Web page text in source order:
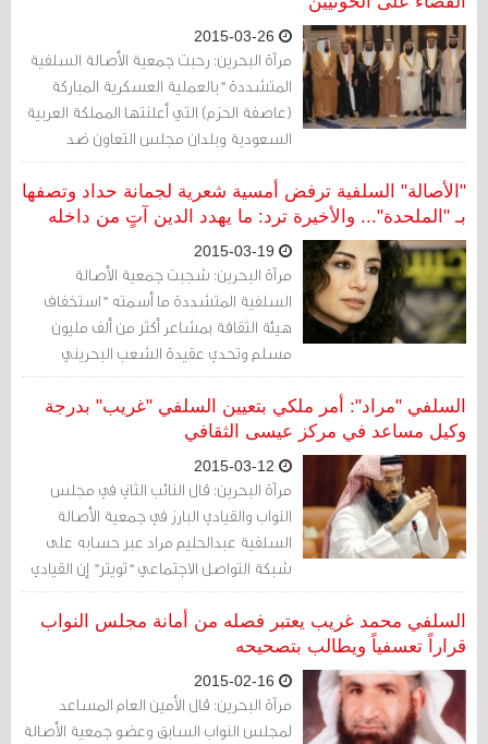
مرآة البحرين: رحبت جمعية الأصالة السلفية
المتشددة "بالعملية العسكرية المباركة
(عاصفة الحزم) التي أعلنتها المملكة العربية
السعودية وبلدان مجلس التعاون ضد
ميليشيات الحوثي استجابة لنداء الرئيس
الشرعي عبدربه منصور هادي"، مثنيةً على
"مشاركة البحرين ضمن التحالف العسكري
المبارك".
"الأصالة" السلفية ترفض أمسية شعرية لجمانة حداد وتصفها
بـ "الملحدة"... والأخيرة ترد: ما يهدد الدين آتٍ من داخله
مرآة البحرين: شجبت جمعية الأصالة
السلفية المتشددة ما أسمته "استخفاف
هيئة الثقافة بمشاعر أكثر من ألف مليون
مسلم وتحدي عقيدة الشعب البحريني
ودعوة امرأة ملحدة تجاهر بالإلحاد والدعوة
للإباحية والزنا للحضور إلى البحرين لنشر فكرها
المريض بإحدى فعاليات ربيع الثقافة شهر
أبريل/نيسان القادم"
السلفي "مراد": أمر ملكي بتعيين السلفي "غريب" بدرجة
وكيل مساعد في مركز عيسى الثقافي
مرآة البحرين: قال النائب الثاني في مجلس
النواب والقيادي البارز في جمعية الأصالة
السلفية عبدالحليم مراد عبر حسابه على
شبكة التواصل الاجتماعي "تويتر" إن القيادي
السلفي المُقال مؤخراً من أمانة مجلس
النواب "محمد غريب" تم تعيينه بدرجة وكيل
مساعد في مركز عيسى الثقافي بأمر ملكي.
السلفي محمد غريب يعتبر فصله من أمانة مجلس النواب
قراراً تعسفياً ويطالب بتصحيحه
مرآة البحرين: قال الأمين العام المساعد
لمجلس النواب السابق وعضو جمعية الأصالة